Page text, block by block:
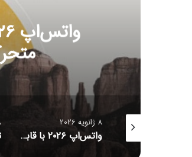
8 ژانویه 2026
واتس‌اپ ۲۰۲۶ با قابلیت‌های جدید؛ از استیکرهای متحرک تا تماس‌های ویدیویی خاص
8